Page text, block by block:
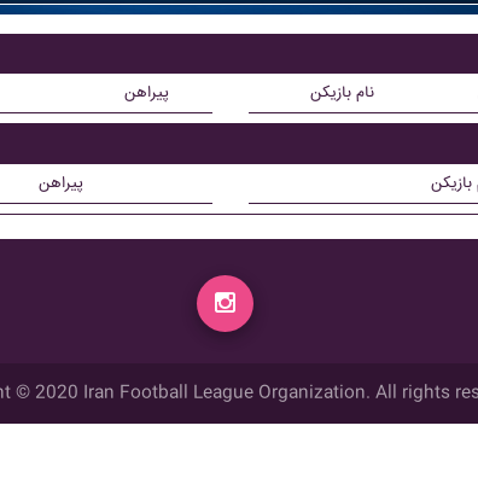
پیراهن
پیراهن
نام بازیکن
بازیکن
© 2020 Iran Football League Organization. All rights